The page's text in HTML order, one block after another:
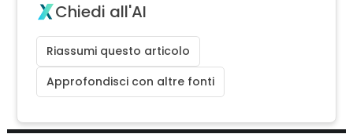
Chiedi all'AI
Riassumi questo articolo
Approfondisci con altre fonti